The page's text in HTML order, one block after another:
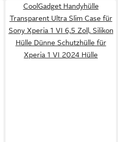
CoolGadget Handyhülle
Transparent Ultra Slim Case für
Sony Xperia 1 VI 6,5 Zoll, Silikon
Hülle Dünne Schutzhülle für
Xperia 1 VI 2024 Hülle